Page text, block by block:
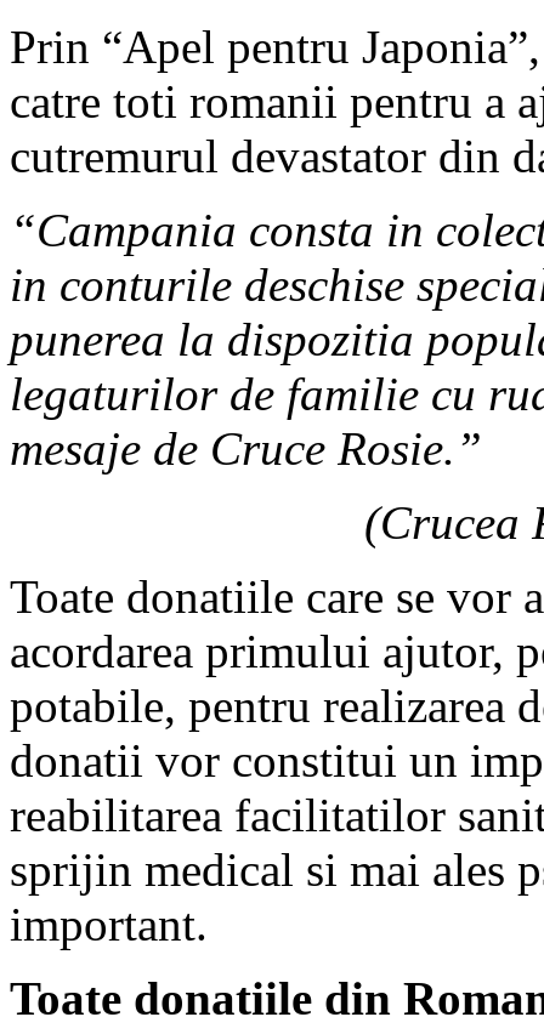
Prin “Apel pentru
catre toti romanii pentru a
cutremurul devastator din
“Campania consta in
in conturile deschise
punerea la dispozitia
legaturilor de familie cu
mesaje de Cruce Rosie.”
(Crucea
Toate donatiile care se vor
acordarea primului ajutor,
potabile, pentru realizarea
donatii vor constitui un
reabilitarea facilitatilor
sprijin medical si mai ales
important.
Toate donatiile din